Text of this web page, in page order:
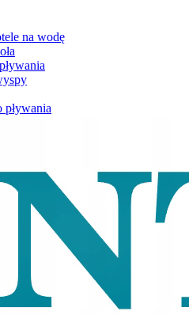
na wodę
pływania